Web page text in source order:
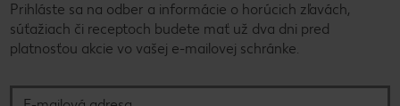
Prihláste sa na odber a informácie o horúcich zľavách,
súťažiach či receptoch budete mať už dva dni pred
platnosťou akcie vo vašej e-mailovej schránke.